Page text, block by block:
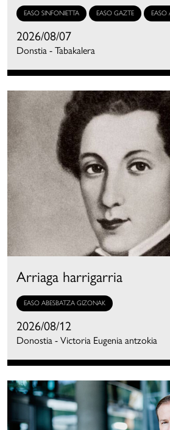
EASO SINFONIETTA EASO GAZTE EASO
2026/08/07
Donstia - Tabakalera
Arriaga harrigarria
EASO ABESBATZA GIZONAK
2026/08/12
Donostia - Victoria Eugenia antzokia